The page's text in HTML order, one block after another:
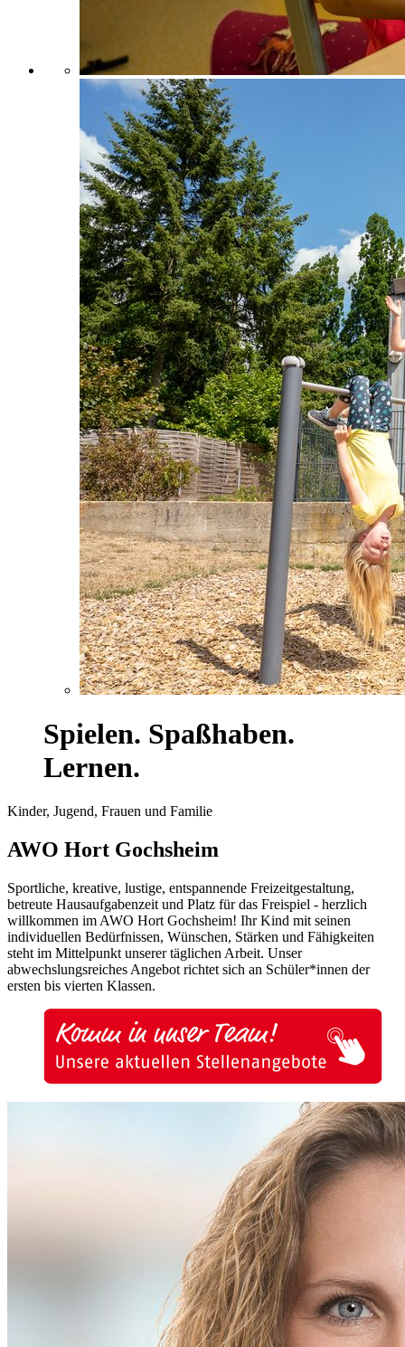
Spielen. Spaßhaben.
Lernen.
Kinder, Jugend, Frauen und Familie
AWO Hort Gochsheim
Sportliche, kreative, lustige, entspannende Freizeitgestaltung,
betreute Hausaufgabenzeit und Platz für das Freispiel - herzlich
willkommen im AWO Hort Gochsheim! Ihr Kind mit seinen
individuellen Bedürfnissen, Wünschen, Stärken und Fähigkeiten
steht im Mittelpunkt unserer täglichen Arbeit. Unser
abwechslungsreiches Angebot richtet sich an Schüler*innen der
ersten bis vierten Klassen.